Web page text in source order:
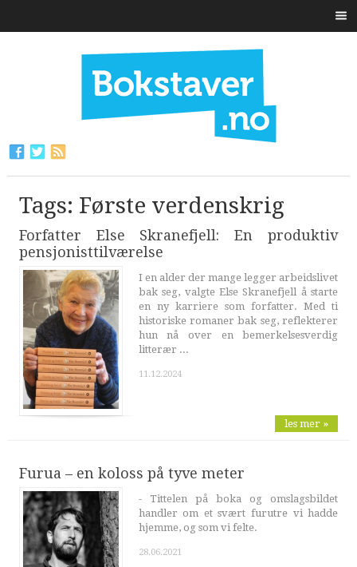
Tags: Første verdenskrig
Forfatter Else Skranefjell: En produktiv
pensjonisttilværelse
I en alder der mange legger arbeidslivet
bak seg, valgte Else Skranefjell å starte
en ny karriere som forfatter. Med ti
historiske romaner bak seg, reflekterer
hun nå over en bemerkelsesverdig
litterær ...
11.12.2024
les mer »
Furua – en koloss på tyve meter
- Tittelen på boka og omslagsbildet
handler om et svært furutre vi hadde
hjemme, og som vi felte.
28.06.2021